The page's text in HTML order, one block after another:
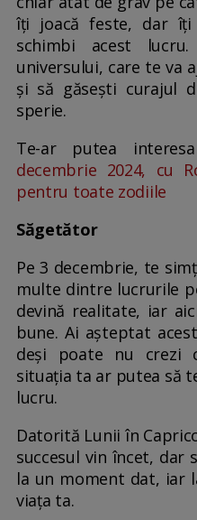
îți joacă feste, dar îți
schimbi acest
universului, care te va
și să găsești curajul
sperie.
Te-ar putea
decembrie 2024, cu
pentru toate zodiile
Săgetător
Pe 3 decembrie, te
multe dintre lucrurile
devină realitate, iar
bune. Ai așteptat
deși poate nu crezi
situația ta ar putea să
lucru.
Datorită Lunii în
succesul vin încet, dar
la un moment dat, iar
viața ta.